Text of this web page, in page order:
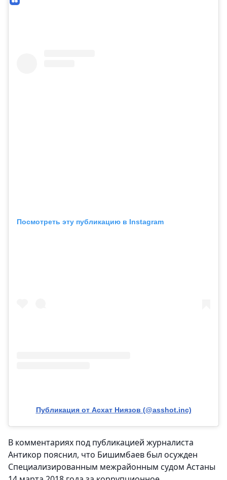
Посмотреть эту публикацию в Instagram
Публикация от Асхат Ниязов (@asshot.inc)
В комментариях под публикацией журналиста
Антикор пояснил, что Бишимбаев был осужден
Специализированным межрайонным судом Астаны